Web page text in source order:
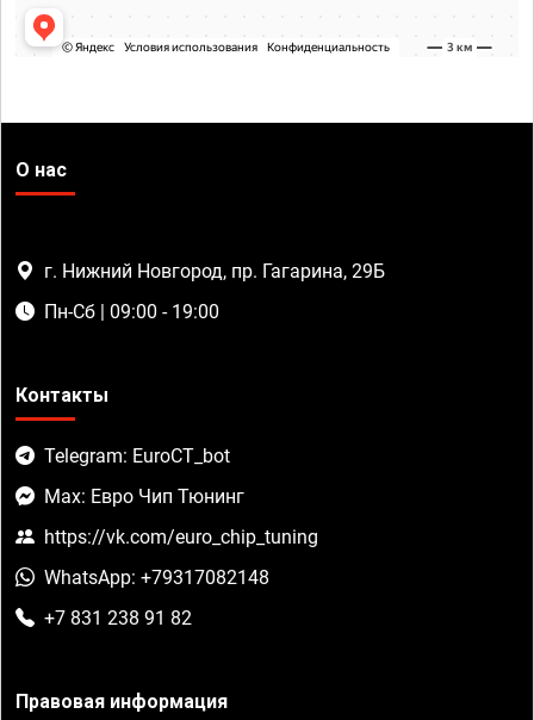
О нас
г. Нижний Новгород, пр. Гагарина, 29Б
Пн-Сб | 09:00 - 19:00
Контакты
Telegram: EuroCT_bot
Max: Евро Чип Тюнинг
https://vk.com/euro_chip_tuning
WhatsApp: +79317082148
+7 831 238 91 82
Правовая информация